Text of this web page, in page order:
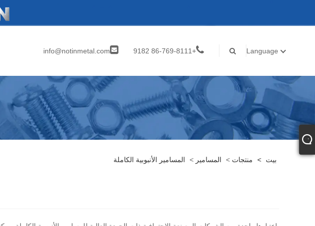
info@notinmetal.com +86-769-8111 9182 Language
بيت > منتجات > المسامير > المسامير الأنبوبية الكاملة